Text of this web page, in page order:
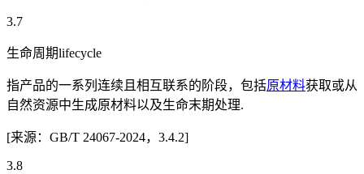
3.7
生命周期lifecycle
指产品的一系列连续且相互联系的阶段，包括原材料获取或从
自然资源中生成原材料以及生命末期处理.
[来源：GB/T 24067-2024，3.4.2]
3.8